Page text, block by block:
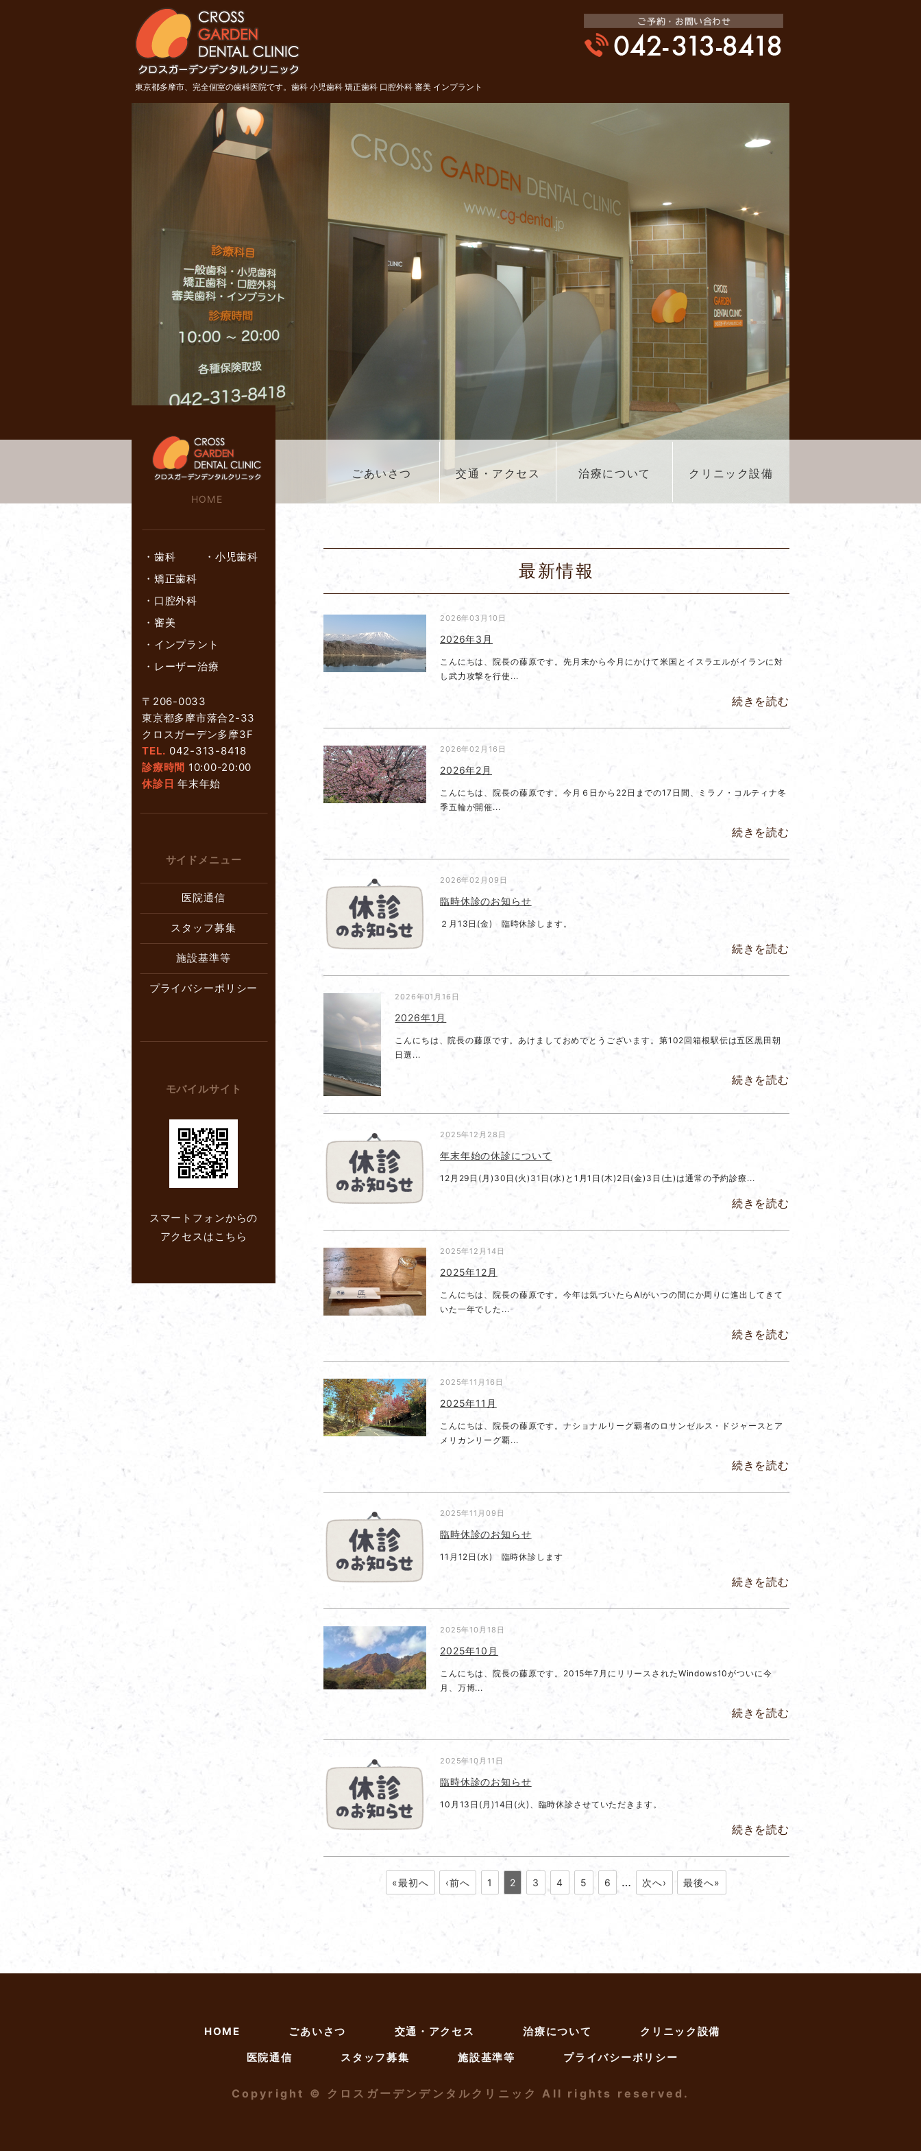
東京都多摩市 クロスガーデンデ
ンタルクリニック
東京都多摩市、完全個室の歯科医院です。歯科 小児歯科 矯正歯科 口腔外科 審美 インプラント
HOME
ごあいさつ 交通・アクセス 治療について クリニック設備
最新情報
2026年03月10日
2026年3月
こんにちは、院長の藤原です。先月末から今月にかけて米国とイスラエルがイランに対
し武力攻撃を行使...
続きを読む
2026年02月16日
2026年2月
こんにちは、院長の藤原です。今月６日から22日までの17日間、ミラノ・コルティナ冬
季五輪が開催...
続きを読む
2026年02月09日
臨時休診のお知らせ
２月13日(金) 臨時休診します。
続きを読む
2026年01月16日
2026年1月
こんにちは、院長の藤原です。あけましておめでとうございます。第102回箱根駅伝は五区黒田朝
日選...
続きを読む
2025年12月28日
年末年始の休診について
12月29日(月)30日(火)31日(水)と1月1日(木)2日(金)3日(土)は通常の予約診療...
続きを読む
2025年12月14日
2025年12月
こんにちは、院長の藤原です。今年は気づいたらAIがいつの間にか周りに進出してきて
いた一年でした...
続きを読む
2025年11月16日
2025年11月
こんにちは、院長の藤原です。ナショナルリーグ覇者のロサンゼルス・ドジャースとア
メリカンリーグ覇...
続きを読む
2025年11月09日
臨時休診のお知らせ
11月12日(水) 臨時休診します
続きを読む
2025年10月18日
2025年10月
こんにちは、院長の藤原です。2015年7月にリリースされたWindows10がついに今
月、万博...
続きを読む
2025年10月11日
臨時休診のお知らせ
10月13日(月)14日(火)、臨時休診させていただきます。
続きを読む
«最初へ ‹前へ 1 2 3 4 5 6 … 次へ› 最後へ»
・ 歯科 ・ 小児歯科
・ 矯正歯科
・ 口腔外科
・ 審美
・ インプラント
・ レーザー治療
〒206-0033
東京都多摩市落合2-33
クロスガーデン多摩3F
TEL. 042-313-8418
診療時間 10:00-20:00
休診日 年末年始
サイドメニュー
医院通信
スタッフ募集
施設基準等
プライバシーポリシー
モバイルサイト
スマートフォンからの
アクセスはこちら
HOME ごあいさつ 交通・アクセス 治療について
クリニック設備
医院通信
スタッフ募集 施設基準等 プライバシーポリシー
Copyright © クロスガーデンデンタルクリニック All rights reserved.